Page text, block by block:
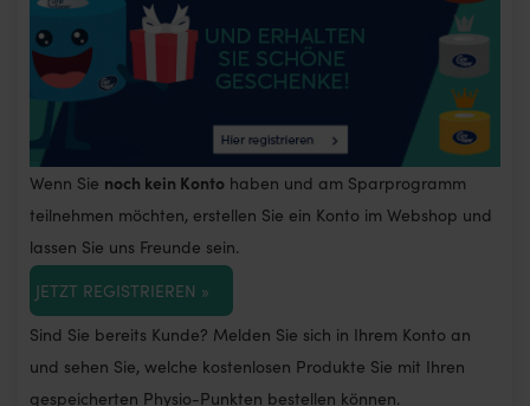
Wenn Sie noch kein Konto haben und am Sparprogramm
teilnehmen möchten, erstellen Sie ein Konto im Webshop und
lassen Sie uns Freunde sein.
JETZT REGISTRIEREN »
Sind Sie bereits Kunde? Melden Sie sich in Ihrem Konto an
und sehen Sie, welche kostenlosen Produkte Sie mit Ihren
gespeicherten Physio-Punkten bestellen können.